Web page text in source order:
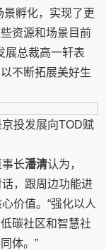
景孵化，实现了更
资源和场景目前
展总裁高一轩表
不断拓展美好生
投发展向TOD赋
事长潘清认为，
，跟周边功能进
价值。“强化以人
碳社区和智慧社
体。”